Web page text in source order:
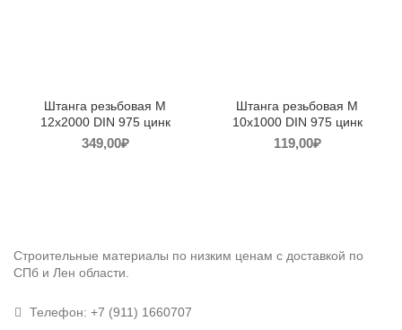
Штанга резьбовая М
12х2000 DIN 975 цинк
349,00₽
Штанга резьбовая М
10х1000 DIN 975 цинк
119,00₽
Строительные материалы по низким ценам с доставкой по
СПб и Лен области.
Телефон: +7 (911) 1660707